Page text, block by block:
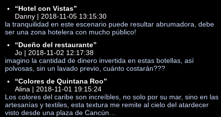
“Hotel con Vistas”
Danny | 2018-11-05 13:15:30
la tranquilidad en este escenario puede resultar abrumadora, debe
ser una zona hotelera con mucho público!
“Dueño del restaurante”
Jo | 2018-11-02 12:17:38
imagino la cantidad de dinero invertida en estas botellas, así
polvosas, sin un lavado previo, cuánto costarán???
“Colores de Quintana Roo”
Alina | 2018-11-01 19:15:24
Los colores del caribe son increíbles, no solo por su mar, sino en las
artesanías y textiles, esta textura me remite al cielo del atardecer
visto desde una plaza de Cancún…